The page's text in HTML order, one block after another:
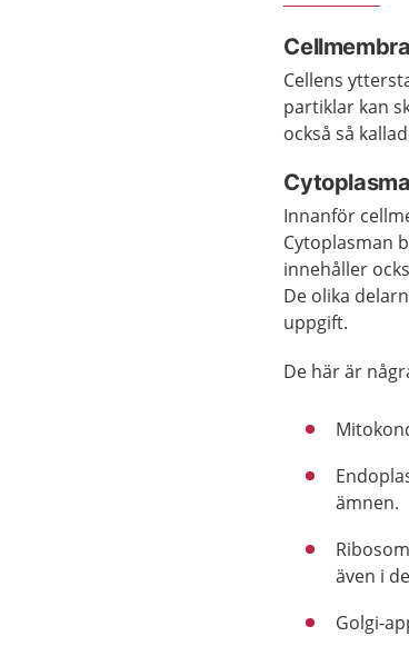
Cellens
partiklar kan
också så
Innanför
Cytoplasman
innehåller
De olika
uppgift.
De här är
ämnen.
även i
Golgi-